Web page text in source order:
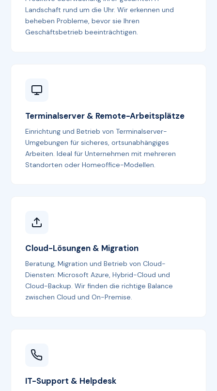
Landschaft rund um die Uhr. Wir erkennen und
beheben Probleme, bevor sie Ihren
Geschäftsbetrieb beeinträchtigen.
Terminalserver & Remote-Arbeitsplätze
Einrichtung und Betrieb von Terminalserver-
Umgebungen für sicheres, ortsunabhängiges
Arbeiten. Ideal für Unternehmen mit mehreren
Standorten oder Homeoffice-Modellen.
Cloud-Lösungen & Migration
Beratung, Migration und Betrieb von Cloud-
Diensten: Microsoft Azure, Hybrid-Cloud und
Cloud-Backup. Wir finden die richtige Balance
zwischen Cloud und On-Premise.
IT-Support & Helpdesk